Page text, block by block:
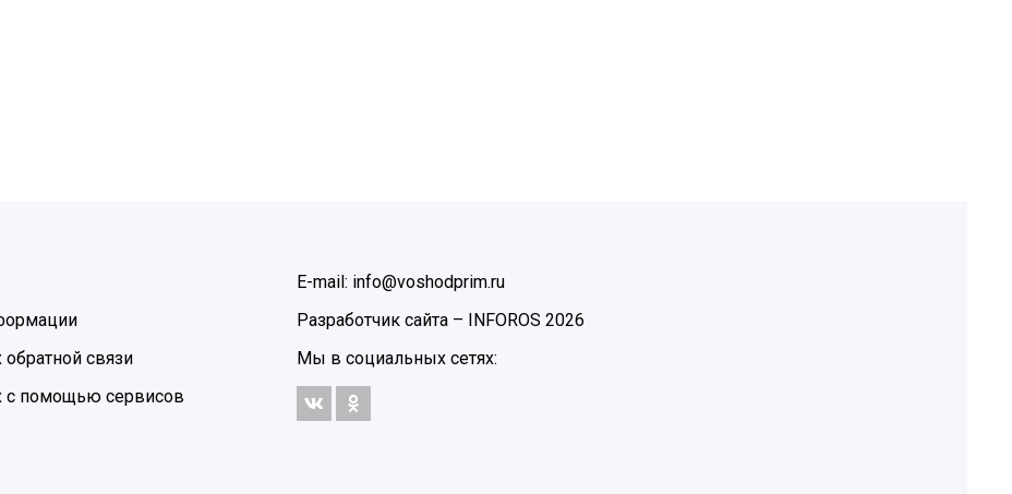
связи
с помощью сервисов
E-mail: info@voshodprim.ru
Разработчик сайта –
INFOROS 2026
Мы в социальных сетях: